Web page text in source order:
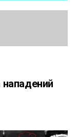
нападений